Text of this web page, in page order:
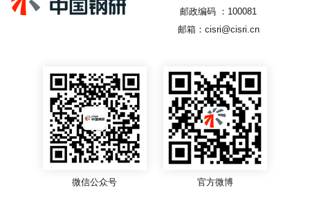
邮政编码 ：100081
邮箱：cisri@cisri.cn
微信公众号 官方微博